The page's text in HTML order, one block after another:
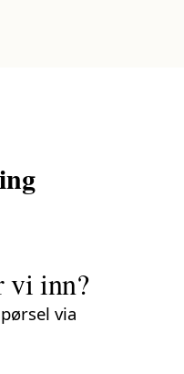
vi inn?
via